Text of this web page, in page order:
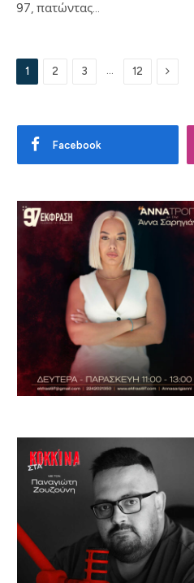
97, πατώντας…
1 2 3 … 12 Next
Facebook